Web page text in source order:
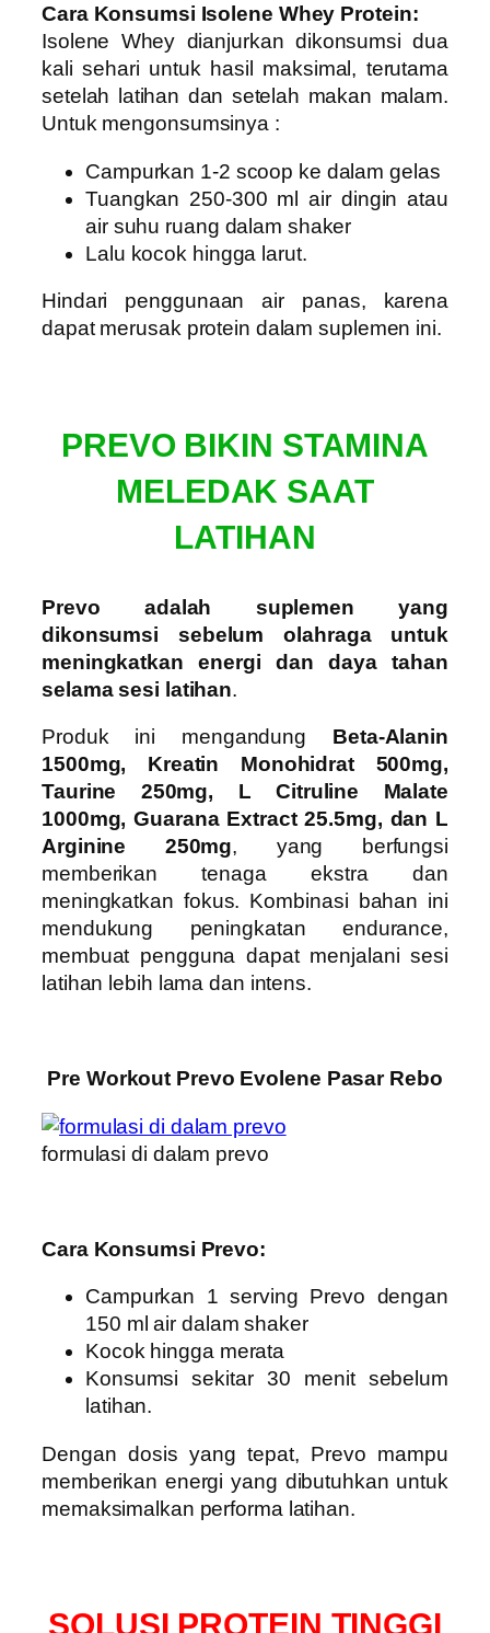
Cara Konsumsi Isolene Whey Protein:
Isolene Whey dianjurkan dikonsumsi dua
kali sehari untuk hasil maksimal, terutama
setelah latihan dan setelah makan malam.
Untuk mengonsumsinya :
Campurkan 1-2 scoop ke dalam gelas
Tuangkan 250-300 ml air dingin atau
air suhu ruang dalam shaker
Lalu kocok hingga larut.
Hindari penggunaan air panas, karena
dapat merusak protein dalam suplemen ini.
PREVO BIKIN STAMINA
MELEDAK SAAT
LATIHAN
Prevo adalah suplemen yang
dikonsumsi sebelum olahraga untuk
meningkatkan energi dan daya tahan
selama sesi latihan.
Produk ini mengandung Beta-Alanin
1500mg, Kreatin Monohidrat 500mg,
Taurine 250mg, L Citruline Malate
1000mg, Guarana Extract 25.5mg, dan L
Arginine 250mg, yang berfungsi
memberikan tenaga ekstra dan
meningkatkan fokus. Kombinasi bahan ini
mendukung peningkatan endurance,
membuat pengguna dapat menjalani sesi
latihan lebih lama dan intens.
Pre Workout Prevo Evolene Pasar Rebo
formulasi di dalam prevo
Cara Konsumsi Prevo:
Campurkan 1 serving Prevo dengan
150 ml air dalam shaker
Kocok hingga merata
Konsumsi sekitar 30 menit sebelum
latihan.
Dengan dosis yang tepat, Prevo mampu
memberikan energi yang dibutuhkan untuk
memaksimalkan performa latihan.
SOLUSI PROTEIN TINGGI